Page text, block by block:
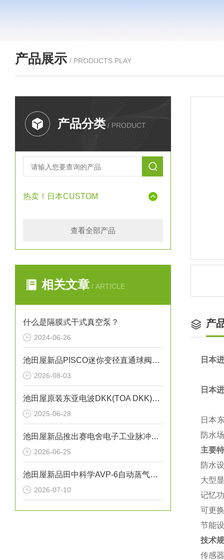
产品展示 / PRODUCTS PLAY
产品分类 / PRODUCT
热卖！日本CUSTOM
查看全部产品
相关文章 / ARTICLE
什么是隔膜式干式真空泵？
2024-06-26
池田屋新品PISCO迷你变径直通球阀BVM6-4正式发布
2026-08-03
池田屋原装东亚电波DKK(TOA DKK)多用水质计MM-43X
2025-06-28
池田屋新品推出赛电舍电子工业脉冲焊机 TPH500 参数介绍
2026-06-25
池田屋新品田中科学AVP-6自动蒸气压测试仪
2026-07-10
产
日本
日本
日本
防水
主要
防水
大型
记忆
可更
节能
技术
传感